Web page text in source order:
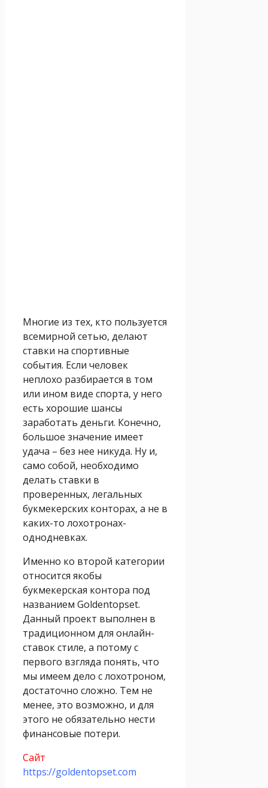
Многие из тех, кто пользуется
всемирной сетью, делают
ставки на спортивные
события. Если человек
неплохо разбирается в том
или ином виде спорта, у него
есть хорошие шансы
заработать деньги. Конечно,
большое значение имеет
удача – без нее никуда. Ну и,
само собой, необходимо
делать ставки в
проверенных, легальных
букмекерских конторах, а не в
каких-то лохотронах-
однодневках.
Именно ко второй категории
относится якобы
букмекерская контора под
названием Goldentopset.
Данный проект выполнен в
традиционном для онлайн-
ставок стиле, а потому с
первого взгляда понять, что
мы имеем дело с лохотроном,
достаточно сложно. Тем не
менее, это возможно, и для
этого не обязательно нести
финансовые потери.
Сайт
https://goldentopset.com